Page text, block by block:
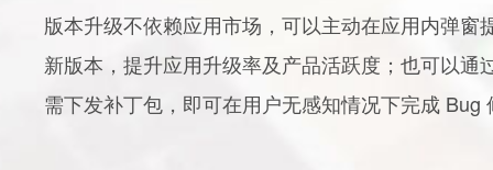
版本升级不依赖应用市场，可以主动在应用内弹窗
新版本，提升应用升级率及产品活跃度；也可以通
需下发补丁包，即可在用户无感知情况下完成 Bug